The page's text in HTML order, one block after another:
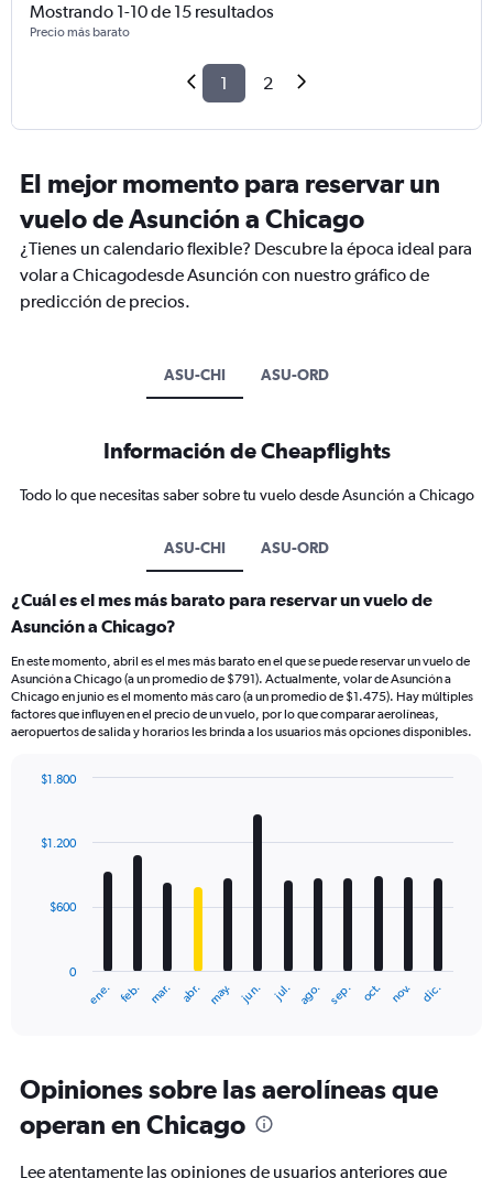
Mostrando 1-10 de 15 resultados
Precio más barato
1 2
El mejor momento para reservar un
vuelo de Asunción a Chicago
¿Tienes un calendario flexible? Descubre la época ideal para
volar a Chicagodesde Asunción con nuestro gráfico de
predicción de precios.
ASU-CHI ASU-ORD
Información de Cheapflights
Todo lo que necesitas saber sobre tu vuelo desde Asunción a Chicago
ASU-CHI ASU-ORD
¿Cuál es el mes más barato para reservar un vuelo de
Asunción a Chicago?
En este momento, abril es el mes más barato en el que se puede reservar un vuelo de
Asunción a Chicago (a un promedio de $791). Actualmente, volar de Asunción a
Chicago en junio es el momento más caro (a un promedio de $1.475). Hay múltiples
factores que influyen en el precio de un vuelo, por lo que comparar aerolíneas,
aeropuertos de salida y horarios les brinda a los usuarios más opciones disponibles.
with
12
The
Range:
12
categories.
The
chart
ene. feb. mar. abr. may. jun. jul. ago. sep. oct. nov. dic.
0
$600
$1.200
$1.800
Opiniones sobre las aerolíneas que
operan en Chicago
Lee atentamente las opiniones de usuarios anteriores que